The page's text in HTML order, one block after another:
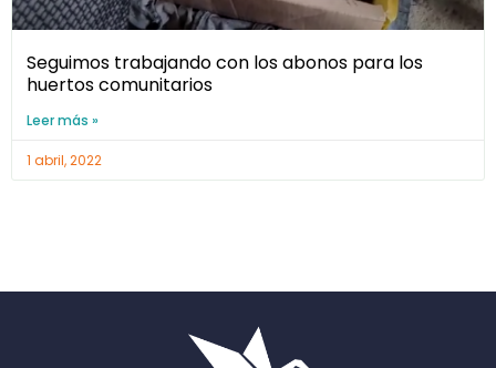
Seguimos trabajando con los abonos para los
huertos comunitarios
Leer más »
1 abril, 2022